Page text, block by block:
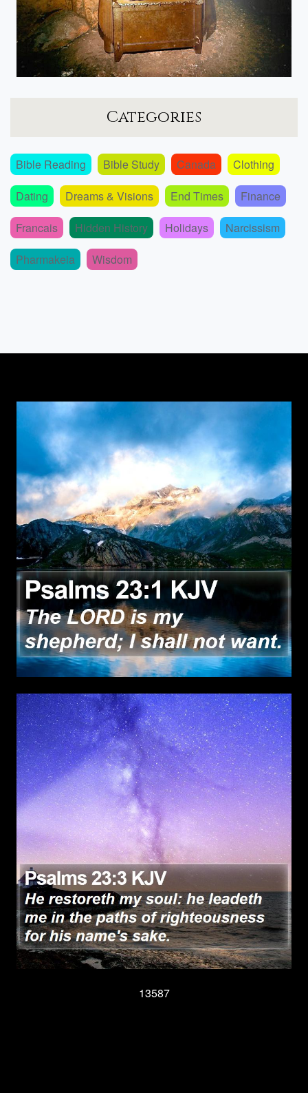
Categories
Bible Reading Bible Study Canada
Clothing
Dating
Dreams & Visions End Times
Finance
Francais
Hidden History Holidays
Narcissism
Pharmakeia
Wisdom
13587